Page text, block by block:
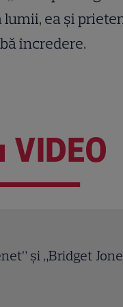
lumii, ea şi
încredere.
Jolie într-o
englez